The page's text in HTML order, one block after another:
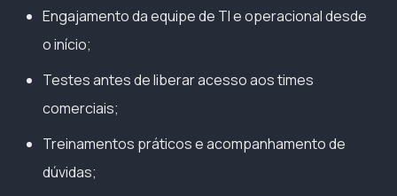
Engajamento da equipe de TI e operacional desde
o início;
Testes antes de liberar acesso aos times
comerciais;
Treinamentos práticos e acompanhamento de
dúvidas;